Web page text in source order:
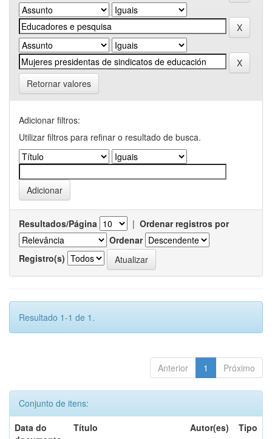
Retornar valores
Adicionar filtros:
Utilizar filtros para refinar o resultado de busca.
Resultados/Página | Ordenar registros por
Ordenar
Registro(s)
Resultado 1-1 de 1.
Anterior 1 Próximo
Conjunto de itens:
Data do
Título Autor(es) Tipo